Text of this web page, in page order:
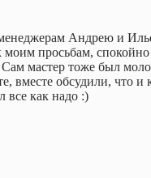
Андрею и
просьбам, спокойно
Сам мастер тоже был
вместе обсудили, что
все как надо :)